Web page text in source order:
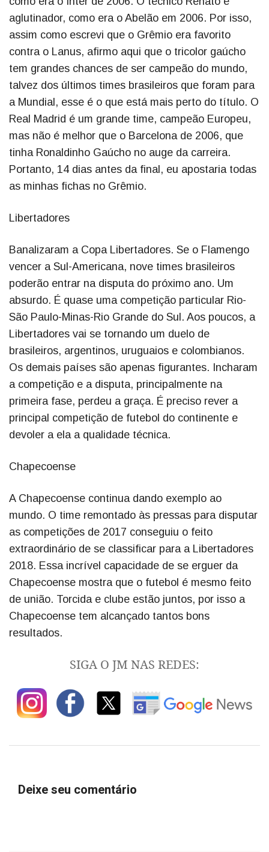
aglutinador, como era o Abelão em 2006. Por isso,
assim como escrevi que o Grêmio era favorito
contra o Lanus, afirmo aqui que o tricolor gaúcho
tem grandes chances de ser campeão do mundo,
talvez dos últimos times brasileiros que foram para
a Mundial, esse é o que está mais perto do título. O
Real Madrid é um grande time, campeão Europeu,
mas não é melhor que o Barcelona de 2006, que
tinha Ronaldinho Gaúcho no auge da carreira.
Portanto, 14 dias antes da final, eu apostaria todas
as minhas fichas no Grêmio.
Libertadores
Banalizaram a Copa Libertadores. Se o Flamengo
vencer a Sul-Americana, nove times brasileiros
poderão entrar na disputa do próximo ano. Um
absurdo. É quase uma competição particular Rio-
São Paulo-Minas-Rio Grande do Sul. Aos poucos, a
Libertadores vai se tornando um duelo de
brasileiros, argentinos, uruguaios e colombianos.
Os demais países são apenas figurantes. Incharam
a competição e a disputa, principalmente na
primeira fase, perdeu a graça. É preciso rever a
principal competição de futebol do continente e
devoler a ela a qualidade técnica.
Chapecoense
A Chapecoense continua dando exemplo ao
mundo. O time remontado às pressas para disputar
as competições de 2017 conseguiu o feito
extraordinário de se classificar para a Libertadores
2018. Essa incrível capacidade de se erguer da
Chapecoense mostra que o futebol é mesmo feito
de união. Torcida e clube estão juntos, por isso a
Chapecoense tem alcançado tantos bons
resultados.
SIGA O JM NAS REDES:
Deixe seu comentário